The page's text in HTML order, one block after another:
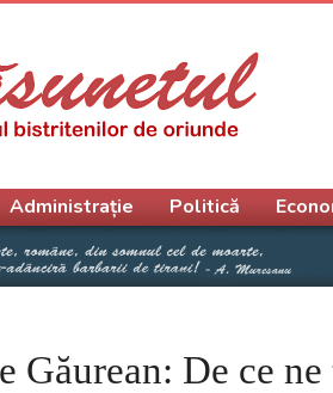
Găurean: De ce
Administrație Politică